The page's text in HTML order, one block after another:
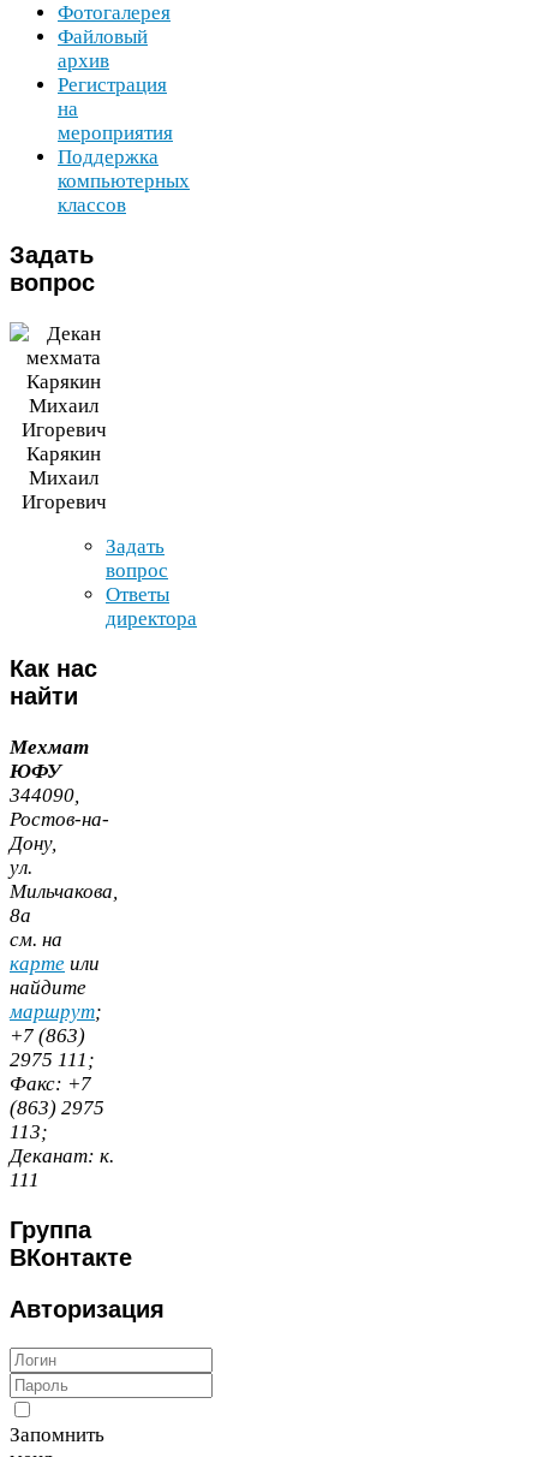
Фотогалерея
Файловый
архив
Регистрация
на
мероприятия
Поддержка
компьютерных
классов
Задать
вопрос
Карякин
Михаил
Игоревич
Задать
вопрос
Ответы
директора
Как нас
найти
Мехмат
ЮФУ
344090
Ростов-​на-​
Дону,
ул.
Мильчакова,
8а
cм. на
карте или
найдите
маршрут;
+7 (863)
2975 111 ;
Факс: +7
(863) 2975
113;
Деканат: к.
111
Группа
ВКонтакте
Авторизация
Запомнить